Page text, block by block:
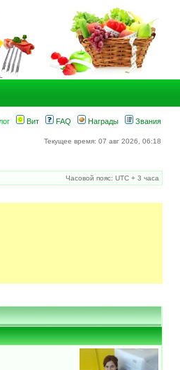
Вит FAQ Награды Звания
Текущее время: 07 авг 2026, 06:18
Часовой пояс: UTC + 3 часа